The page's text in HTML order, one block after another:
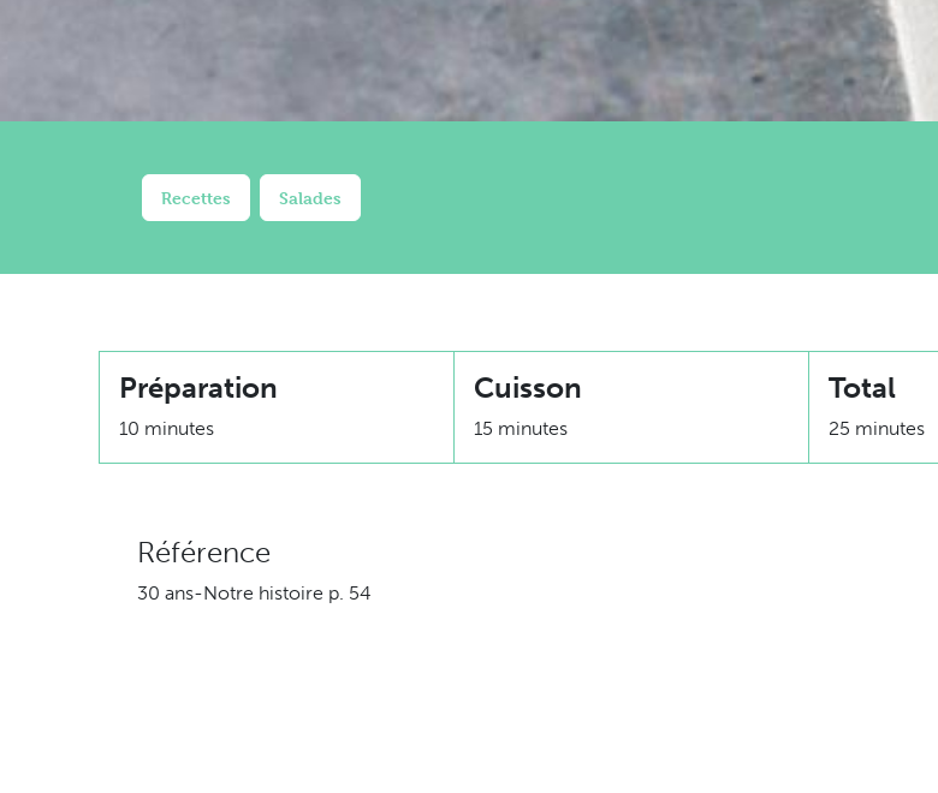
Recettes Salades
Préparation
10 minutes
Cuisson
15 minutes
Total
25 minutes
Référence
30 ans-Notre histoire p. 54